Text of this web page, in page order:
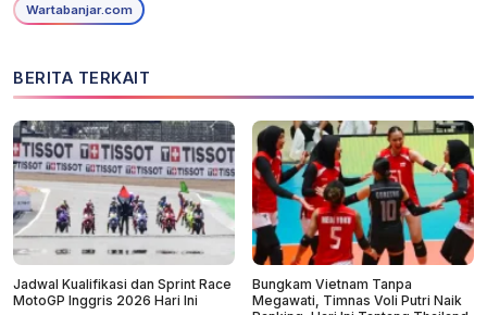
Wartabanjar.com
BERITA TERKAIT
Jadwal Kualifikasi dan Sprint Race
MotoGP Inggris 2026 Hari Ini
Bungkam Vietnam Tanpa
Megawati, Timnas Voli Putri Naik